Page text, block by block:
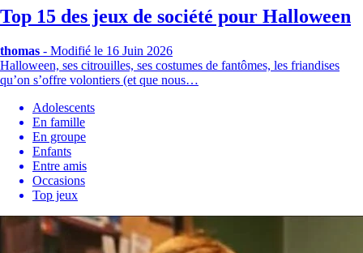
Top 15 des jeux de société pour Halloween
thomas - Modifié le 16 Juin 2026
Halloween, ses citrouilles, ses costumes de fantômes, les friandises
qu’on s’offre volontiers (et que nous…
Adolescents
En famille
En groupe
Enfants
Entre amis
Occasions
Top jeux